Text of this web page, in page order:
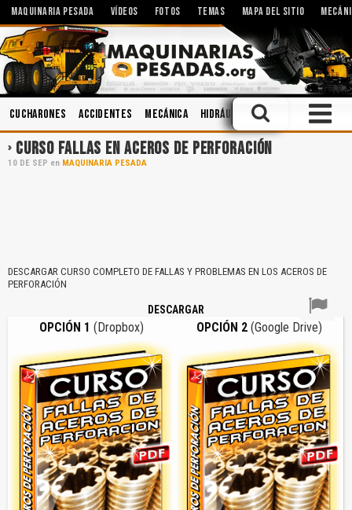
MAQUINARIA PESADA VÍDEOS FOTOS TEMAS MAPA DEL SITIO
Cucharones Accidentes Mecánica Hidráulica Seguridad
CURSO FALLAS EN ACEROS DE PERFORACIÓN
10 DE SEP en MAQUINARIA PESADA
DESCARGAR CURSO COMPLETO DE FALLAS Y PROBLEMAS EN LOS ACEROS DE
PERFORACIÓN
DESCARGAR
OPCIÓN 1 (Dropbox) OPCIÓN 2 (Google Drive)